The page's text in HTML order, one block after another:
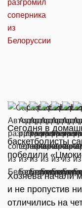
Сегодня в
баскетболисты
победили
Хозяева начали
и не пропустив
отличились на